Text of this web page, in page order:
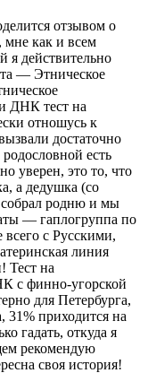
отзывом о
мне как и всем
я действительно
— Этническое
ДНК тест на
отношусь к
достаточно
есть
уверен, это то, что
а дедушка (со
родню и мы
— гаплогруппа по
с Русскими,
линия
Тест на
с финно-угорской
для Петербурга,
приходится на
гадать, откуда я
рекомендую
своя история!